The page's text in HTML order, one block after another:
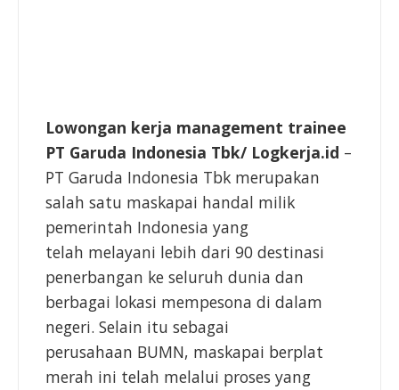
Lowongan kerja management trainee
PT Garuda Indonesia Tbk/ Logkerja.id –
PT Garuda Indonesia Tbk merupakan
salah satu maskapai handal milik
pemerintah Indonesia yang
telah melayani lebih dari 90 destinasi
penerbangan ke seluruh dunia dan
berbagai lokasi mempesona di dalam
negeri. Selain itu sebagai
perusahaan BUMN, maskapai berplat
merah ini telah melalui proses yang